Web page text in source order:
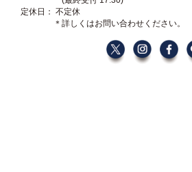
定休日： 不定休
＊詳しくはお問い合わせください。